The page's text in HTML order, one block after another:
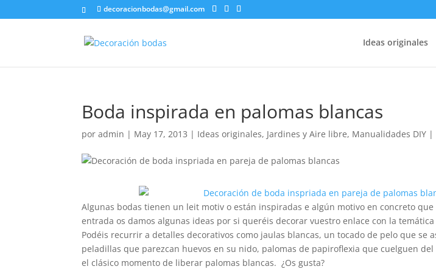
decoracionbodas@gmail.com
Ideas originales
Boda inspirada en palomas blancas
poradmin | May 17, 2013 | Ideas originales, Jardines y Aire libre, Manualidades DIY |
Algunas bodas tienen un leit motiv o están inspiradas e algún motivo en concreto que
entrada os damos algunas ideas por si queréis decorar vuestro enlace con la
Podéis recurrir a detalles decorativos como jaulas blancas, un tocado de pelo que se
peladillas que parezcan huevos en su nido, palomas de papiroflexia que cuelguen
el clásico momento de liberar palomas blancas. ¿Os gusta?